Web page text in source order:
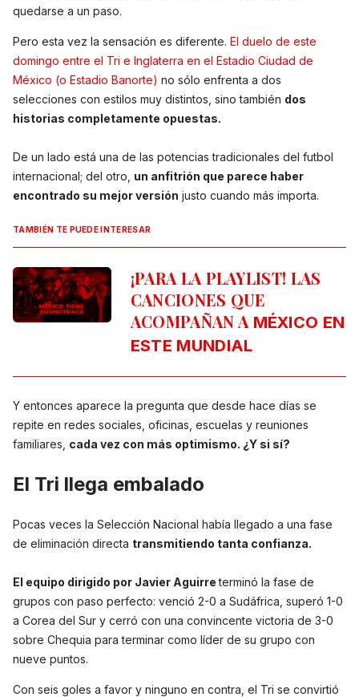
quedarse a un paso.
Pero esta vez la sensación es diferente. El duelo de este
domingo entre el Tri e Inglaterra en el Estadio Ciudad de
México (o Estadio Banorte) no sólo enfrenta a dos
selecciones con estilos muy distintos, sino también dos
historias completamente opuestas.
De un lado está una de las potencias tradicionales del futbol
internacional; del otro, un anfitrión que parece haber
encontrado su mejor versión justo cuando más importa.
TAMBIÉN TE PUEDE INTERESAR
¡PARA LA PLAYLIST! LAS
CANCIONES QUE
ACOMPAÑAN AMÉXICO EN
ESTE MUNDIAL
Y entonces aparece la pregunta que desde hace días se
repite en redes sociales, oficinas, escuelas y reuniones
familiares, cada vez con más optimismo. ¿Y si sí?
El Tri llega embalado
Pocas veces la Selección Nacional había llegado a una fase
de eliminación directa transmitiendo tanta confianza.
El equipo dirigido por Javier Aguirreterminó la fase de
grupos con paso perfecto: venció 2-0 a Sudáfrica, superó 1-0
a Corea del Sur y cerró con una convincente victoria de 3-0
sobre Chequia para terminar como líder de su grupo con
nueve puntos.
Con seis goles a favor y ninguno en contra, el Tri se convirtió